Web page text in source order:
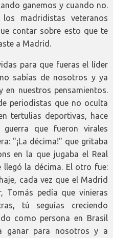
ganemos y cuando no.
madridistas veteranos
contar sobre esto que te
a Madrid.
para que fueras el líder
sabías de nosotros y ya
en nuestros pensamientos.
periodistas que no oculta
tertulias deportivas, hace
que fueron virales
"¡La décima!" que gritaba
en la que jugaba el Real
la décima. El otro fue:
cada vez que el Madrid
Tomás pedía que vinieras
tú seguías creciendo
como persona en Brasil
ganar para nosotros y a